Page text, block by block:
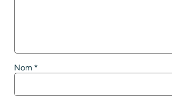
Nom *